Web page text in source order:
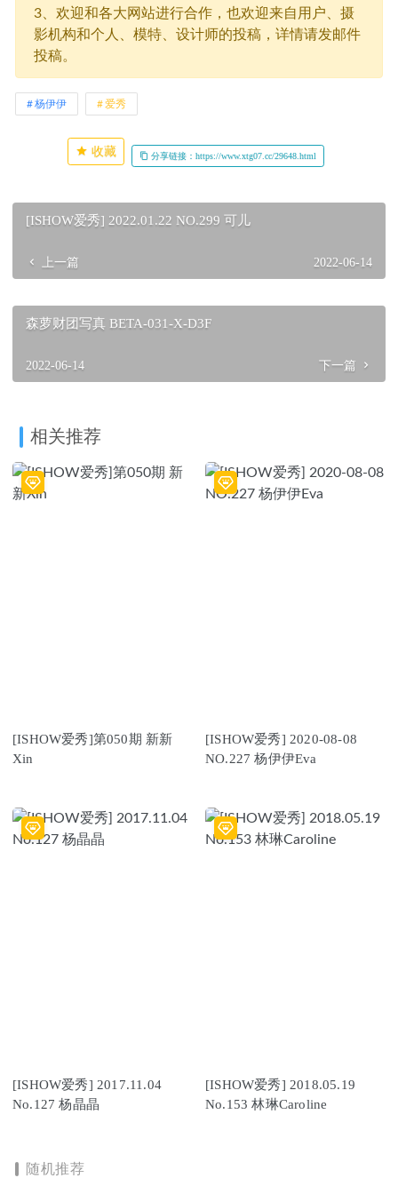
3、欢迎和各大网站进行合作，也欢迎来自用户、摄
影机构和个人、模特、设计师的投稿，详情请发邮件
投稿。
杨伊伊 爱秀
收藏 分享链接：https://www.xtg07.cc/29648.html
[ISHOW爱秀] 2022.01.22 NO.299 可儿
上一篇 2022-06-14
森萝财团写真 BETA-031-X-D3F
2022-06-14 下一篇
相关推荐
[ISHOW爱秀]第050期 新新
Xin
[ISHOW爱秀] 2020-08-08
NO.227 杨伊伊Eva
[ISHOW爱秀] 2017.11.04
No.127 杨晶晶
[ISHOW爱秀] 2018.05.19
No.153 林琳Caroline
随机推荐